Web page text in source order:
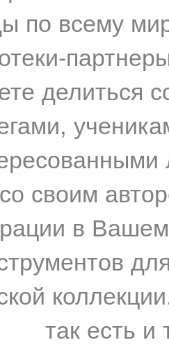
по всему
делиться
своим
в
так есть и